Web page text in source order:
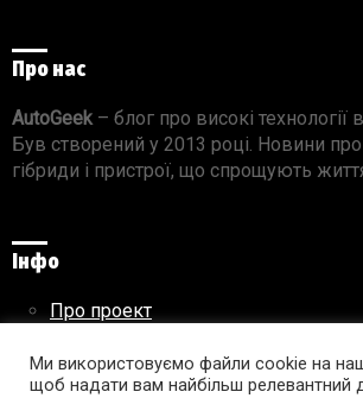
Про нас
AutoGeek– блог про високі технології
Був створений у 2013 році. Новини про
гібриди і пристрої, що спрощують
Інфо
Про проект
Правила використання матеріалів
Ми використовуємо файли cookie на
щоб надати вам найбільш релевантний